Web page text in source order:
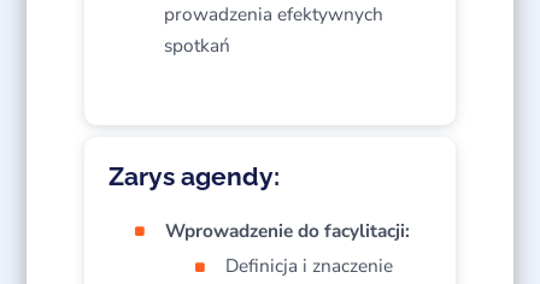
prowadzenia efektywnych
spotkań​
Zarys agendy:
Wprowadzenie do facylitacji:
Definicja i znaczenie